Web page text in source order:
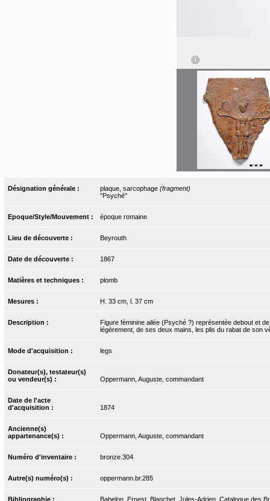
Désignation générale : plaque, sarcophage (fragment)
"Psyché"
Epoque/Style/Mouvement : époque romaine
Lieu de découverte : Beyrouth
Date de découverte : 1867
Matières et techniques : plomb
Mesures : H. 33 cm, l. 37 cm
Description :
Figure féminine ailée (Psyché ?) représentée debout et
légèrement, de ses deux mains, les plis du rabat de son
Mode d'acquisition : legs
Donateur(s), testateur(s)
ou vendeur(s) :
Oppermann, Auguste, commandant
Date de l'acte
d'acquisition :
1874
Ancienne(s)
appartenance(s) :
Oppermann, Auguste, commandant
Numéro d'inventaire : bronze.304
Autre(s) numéro(s) : oppermann.br.285
Bibliographie : Babelon, Ernest, Blanchet, Jules-Adrien. Catalogue des